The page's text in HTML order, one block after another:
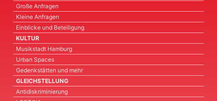
Große Anfragen
Kleine Anfragen
Einblicke und Beteiligung
KULTUR
Musikstadt Hamburg
Urban Spaces
Gedenkstätten und mehr
GLEICHSTELLUNG
Antidiskriminierung